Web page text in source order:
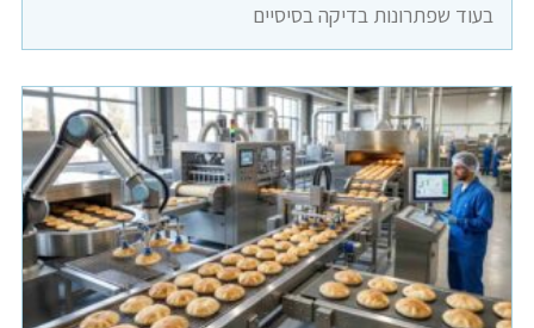
בעוד שפתרונות בדיקה בסיסיים